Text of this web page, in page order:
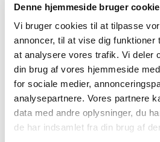
Denne hjemmeside bruger
Vi bruger cookies til at tilpasse
annoncer, til at vise dig funktioner
at analysere vores trafik. Vi deler
din brug af vores hjemmeside
for sociale medier,
analysepartnere. Vores partnere
data med andre oplysninger, du
de har indsamlet fra din brug af
Nibe
Jægerrådet
Aaby Sogns
(Torngårdsblæserne)